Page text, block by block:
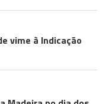
vime à Indicação